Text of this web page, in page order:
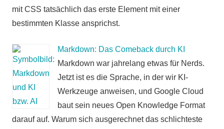
mit CSS tatsächlich das erste Element mit einer
bestimmten Klasse ansprichst.
Markdown: Das Comeback durch KI
Markdown war jahrelang etwas für Nerds.
Jetzt ist es die Sprache, in der wir KI-
Werkzeuge anweisen, und Google Cloud
baut sein neues Open Knowledge Format
darauf auf. Warum sich ausgerechnet das schlichteste